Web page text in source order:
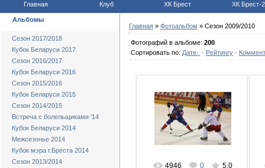
Главная Клуб ХК Брест ХК Брест-2
Альбомы
Сезон 2017/2018
Кубок Беларуси 2017
Сезон 2016/2017
Кубок Беларуси 2016
Сезон 2015/2016
Кубок Беларуси 2015
Сезон 2014/2015
Встреча с болельщиками '14
Кубок Беларуси 2014
Межсезонье 2014
Кубок мэра г.Бреста 2014
Сезон 2013/2014
Главная » Фотоальбом » Сезон 2009/2010
Фотографий в альбоме: 200
Сортировать по: Дате · Рейтингу ·
06.02.2010
hcbrest
4946 0 5.0